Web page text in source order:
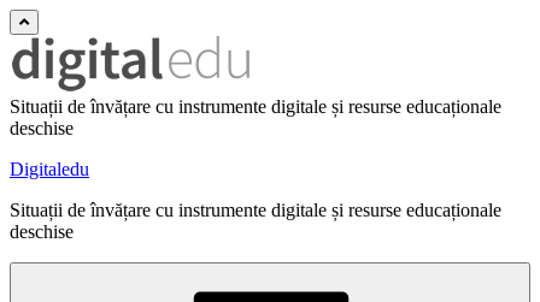
Situații de învățare cu instrumente digitale și resurse educaționale
deschise
Digitaledu
Situații de învățare cu instrumente digitale și resurse educaționale
deschise